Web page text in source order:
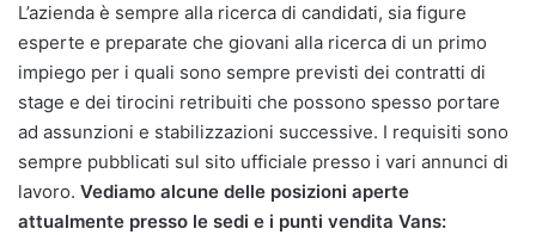
L’azienda è sempre alla ricerca di candidati, sia figure
esperte e preparate che giovani alla ricerca di un primo
impiego per i quali sono sempre previsti dei contratti di
stage e dei tirocini retribuiti che possono spesso portare
ad assunzioni e stabilizzazioni successive. I requisiti sono
sempre pubblicati sul sito ufficiale presso i vari annunci di
lavoro. Vediamo alcune delle posizioni aperte
attualmente presso le sedi e i punti vendita Vans: